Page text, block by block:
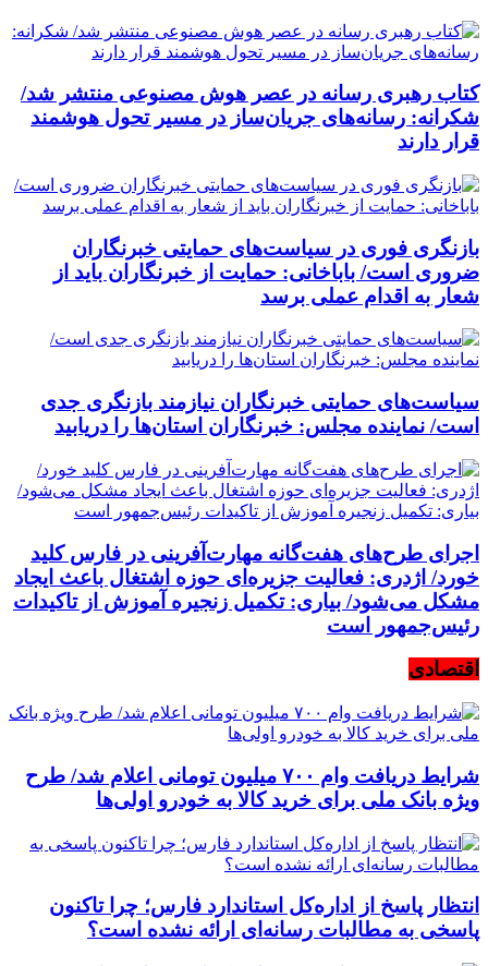
کتاب رهبری رسانه در عصر هوش مصنوعی منتشر شد/
شکرانه: رسانه‌های جریان‌ساز در مسیر تحول هوشمند
قرار دارند
بازنگری فوری در سیاست‌های حمایتی خبرنگاران
ضروری است/ باباخانی: حمایت از خبرنگاران باید از
شعار به اقدام عملی برسد
سیاست‌های حمایتی خبرنگاران نیازمند بازنگری جدی
است/ نماینده مجلس: خبرنگاران استان‌ها را دریابید
اجرای طرح‌های هفت‌گانه مهارت‌آفرینی در فارس کلید
خورد/ اژدری: فعالیت جزیره‌‌ای حوزه اشتغال باعث ایجاد
مشکل می‌شود/ بیاری: تکمیل زنجیره آموزش از تاکیدات
رئیس‌جمهور است
اقتصادی
شرایط دریافت وام ۷۰۰ میلیون تومانی اعلام شد/ طرح
ویژه بانک ملی برای خرید کالا به خودرو اولی‌ها
انتظار پاسخ از اداره‌کل استاندارد فارس؛ چرا تاکنون
پاسخی به مطالبات رسانه‌ای ارائه نشده است؟